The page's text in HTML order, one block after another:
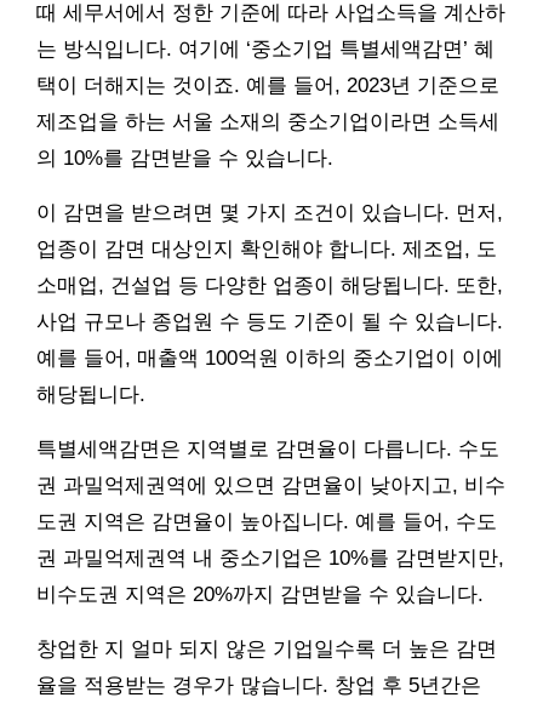
때 세무서에서 정한 기준에 따라 사업소득을 계산하
는 방식입니다. 여기에 ‘중소기업 특별세액감면’ 혜
택이 더해지는 것이죠. 예를 들어, 2023년 기준으로
제조업을 하는 서울 소재의 중소기업이라면 소득세
의 10%를 감면받을 수 있습니다.
이 감면을 받으려면 몇 가지 조건이 있습니다. 먼저,
업종이 감면 대상인지 확인해야 합니다. 제조업, 도
소매업, 건설업 등 다양한 업종이 해당됩니다. 또한,
사업 규모나 종업원 수 등도 기준이 될 수 있습니다.
예를 들어, 매출액 100억원 이하의 중소기업이 이에
해당됩니다.
특별세액감면은 지역별로 감면율이 다릅니다. 수도
권 과밀억제권역에 있으면 감면율이 낮아지고, 비수
도권 지역은 감면율이 높아집니다. 예를 들어, 수도
권 과밀억제권역 내 중소기업은 10%를 감면받지만,
비수도권 지역은 20%까지 감면받을 수 있습니다.
창업한 지 얼마 되지 않은 기업일수록 더 높은 감면
율을 적용받는 경우가 많습니다. 창업 후 5년간은